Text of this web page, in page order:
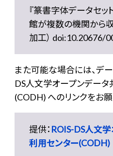
『篆書字体データセッ
館が複数の機関から
加工） doi:10.20676/
また可能な場合には、デ
DS人文学オープンデー
(CODH) へのリンクをお願
提供： ROIS-DS人文
利用センター(CODH)